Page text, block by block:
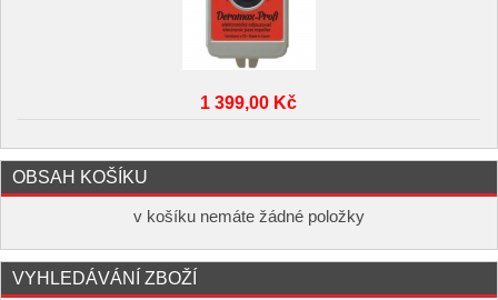
1 399,00 Kč
OBSAH KOŠÍKU
v košíku nemáte žádné položky
VYHLEDÁVÁNÍ ZBOŽÍ